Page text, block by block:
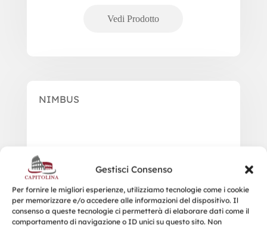
Gestisci Consenso
Per fornire le migliori esperienze, utilizziamo tecnologie come i cookie
per memorizzare e/o accedere alle informazioni del dispositivo. Il
consenso a queste tecnologie ci permetterà di elaborare dati come il
comportamento di navigazione o ID unici su questo sito. Non
NIMBUS